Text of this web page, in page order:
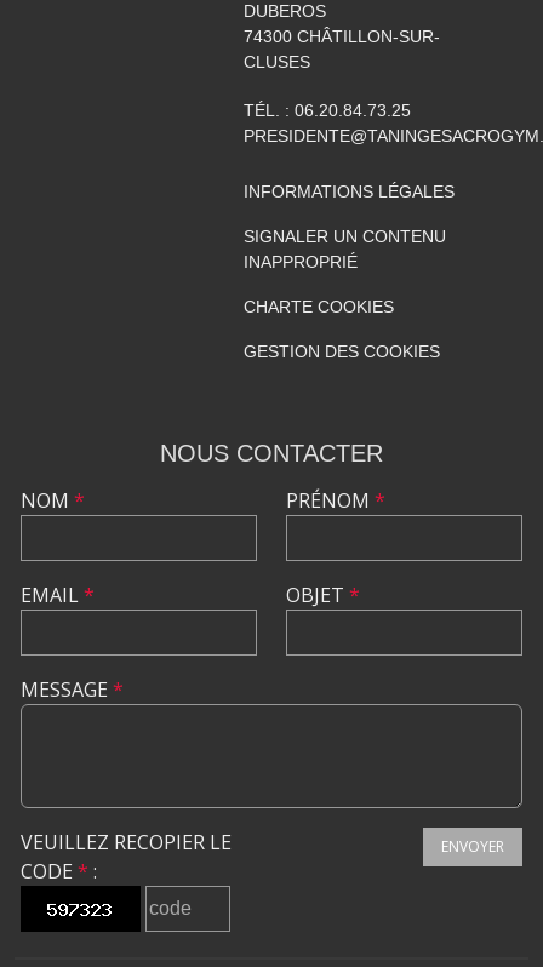
DUBEROS
74300 CHÂTILLON-SUR-
CLUSES
TÉL. : 06.20.84.73.25
INFORMATIONS LÉGALES
SIGNALER UN CONTENU
INAPPROPRIÉ
CHARTE COOKIES
GESTION DES COOKIES
NOUS CONTACTER
NOM *
EMAIL*
PRÉNOM *
OBJET *
MESSAGE *
VEUILLEZ RECOPIER LE
CODE * :
ENVOYER